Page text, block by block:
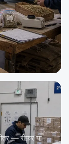
— रीफ़र या